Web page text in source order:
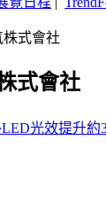
式會社
式會社
光效提升